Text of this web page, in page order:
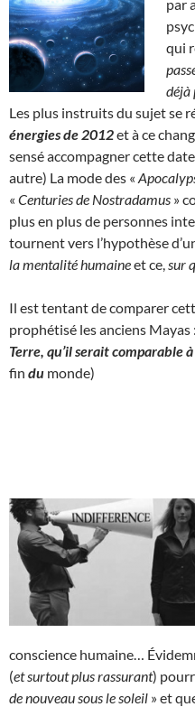
par
qui
déjà
Les plus instruits du sujet se
énergies de 2012et à ce
sensé accompagner cette
autre) La mode des «
« Centuries de Nostradamus »
plus en plus de personnes
tournent vers l’hypothèse
la mentalité humaineet ce, sur
Il est tentant de comparer
prophétisé les anciens Mayas :
Terre, qu’il serait comparable
fin du monde)
conscience humaine…
(et surtout plus rassurant)
de nouveau sous le soleil » et